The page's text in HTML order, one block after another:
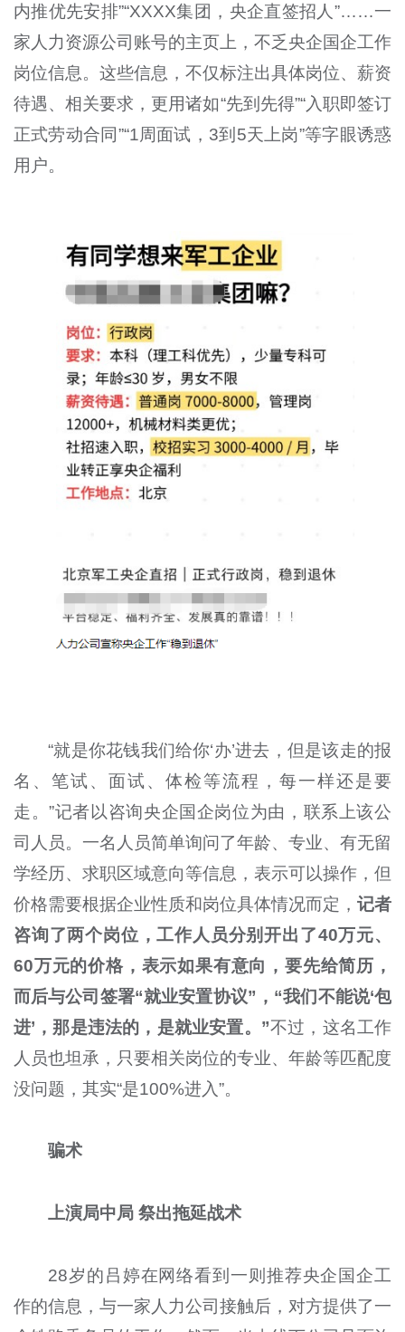
内推优先安排”“XXXX集团，央企直签招人”……一
家人力资源公司账号的主页上，不乏央企国企工作
岗位信息。这些信息，不仅标注出具体岗位、薪资
待遇、相关要求，更用诸如“先到先得”“入职即签订
正式劳动合同”“1周面试，3到5天上岗”等字眼诱惑
用户。
“就是你花钱我们给你‘办’进去，但是该走的报
名、笔试、面试、体检等流程，每一样还是要
走。”记者以咨询央企国企岗位为由，联系上该公
司人员。一名人员简单询问了年龄、专业、有无留
学经历、求职区域意向等信息，表示可以操作，但
价格需要根据企业性质和岗位具体情况而定，记者
咨询了两个岗位，工作人员分别开出了40万元、
60万元的价格，表示如果有意向，要先给简历，
而后与公司签署“就业安置协议”，“我们不能说‘包
进’，那是违法的，是就业安置。”不过，这名工作
人员也坦承，只要相关岗位的专业、年龄等匹配度
没问题，其实“是100%进入”。
骗术
上演局中局 祭出拖延战术
28岁的吕婷在网络看到一则推荐央企国企工
作的信息，与一家人力公司接触后，对方提供了一